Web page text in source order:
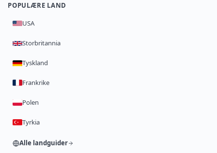
POPULÆRE LAND
USA
Storbritannia
Tyskland
Frankrike
Polen
Tyrkia
Alle landguider